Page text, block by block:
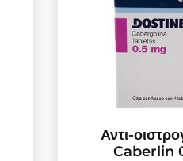
Αντι-
Caberlin